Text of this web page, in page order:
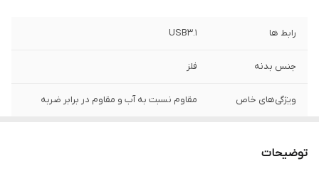
رابط ها USB3.1
جنس بدنه فلز
ویژگی‌های خاص مقاوم نسبت به آب و مقاوم در برابر ضربه
توضیحات